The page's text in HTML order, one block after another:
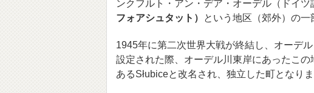
ンクフルト・アン・デア・オーデル（ドイ
フォアシュタット）
という地区（郊外）の一
1945年に第二次世界大戦が終結し、オーデ
設定された際、オーデル川東岸にあったこ
あるSłubiceと改名され、独立した町となりま